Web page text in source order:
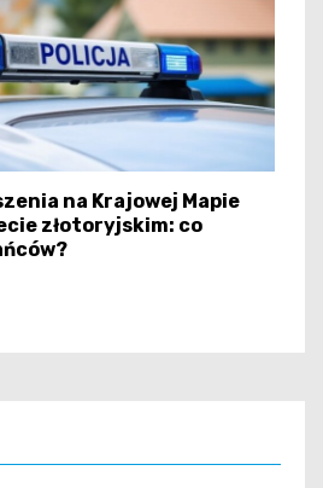
na Krajowej Mapie
złotoryjskim: co